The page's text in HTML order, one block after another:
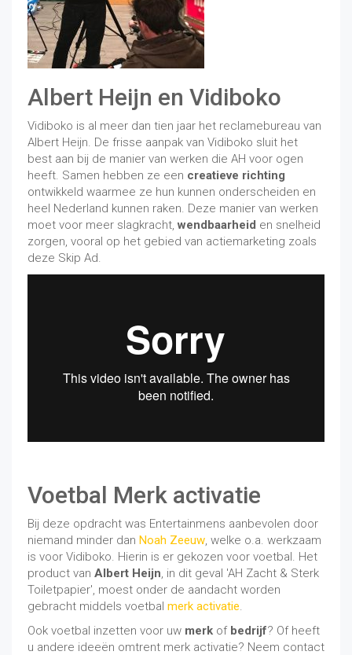
Albert Heijn en Vidiboko
Vidiboko is al meer dan tien jaar het reclamebureau van
Albert Heijn. De frisse aanpak van Vidiboko sluit het
best aan bij de manier van werken die AH voor ogen
heeft. Samen hebben ze een creatieve richting
ontwikkeld waarmee ze hun kunnen onderscheiden en
heel Nederland kunnen raken. Deze manier van werken
moet voor meer slagkracht, wendbaarheid en snelheid
zorgen, vooral op het gebied van actiemarketing zoals
deze Skip Ad.
Voetbal Merk activatie
Bij deze opdracht was Entertainmens aanbevolen door
niemand minder dan Noah Zeeuw, welke o.a. werkzaam
is voor Vidiboko. Hierin is er gekozen voor voetbal. Het
product van Albert Heijn, in dit geval 'AH Zacht & Sterk
Toiletpapier', moest onder de aandacht worden
gebracht middels voetbal merk activatie.
Ook voetbal inzetten voor uw merk of bedrijf? Of heeft
u andere ideeën omtrent merk activatie? Neem contact